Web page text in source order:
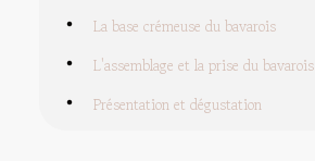
La base crémeuse du bavarois
L'assemblage et la prise du bavarois
Présentation et dégustation